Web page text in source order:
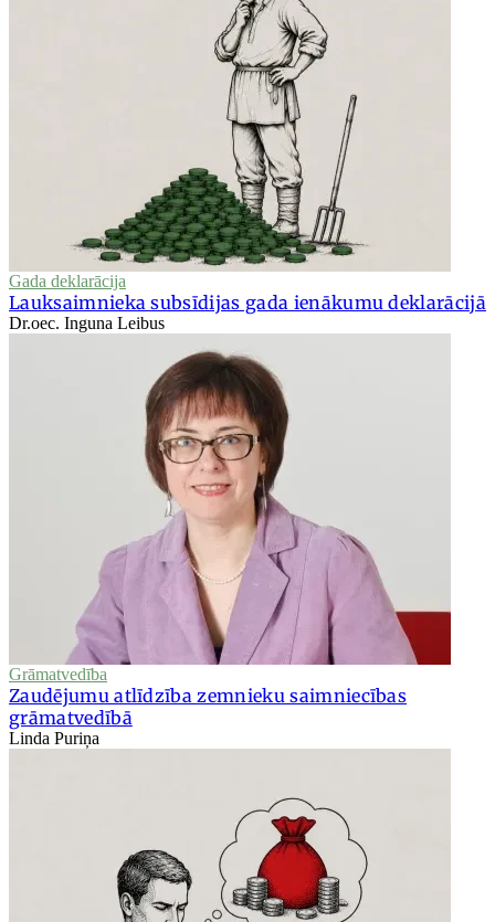
Gada deklarācija
Lauksaimnieka subsīdijas gada ienākumu deklarācijā
Dr.oec. Inguna Leibus
Grāmatvedība
Zaudējumu atlīdzība zemnieku saimniecības
grāmatvedībā
Linda Puriņa